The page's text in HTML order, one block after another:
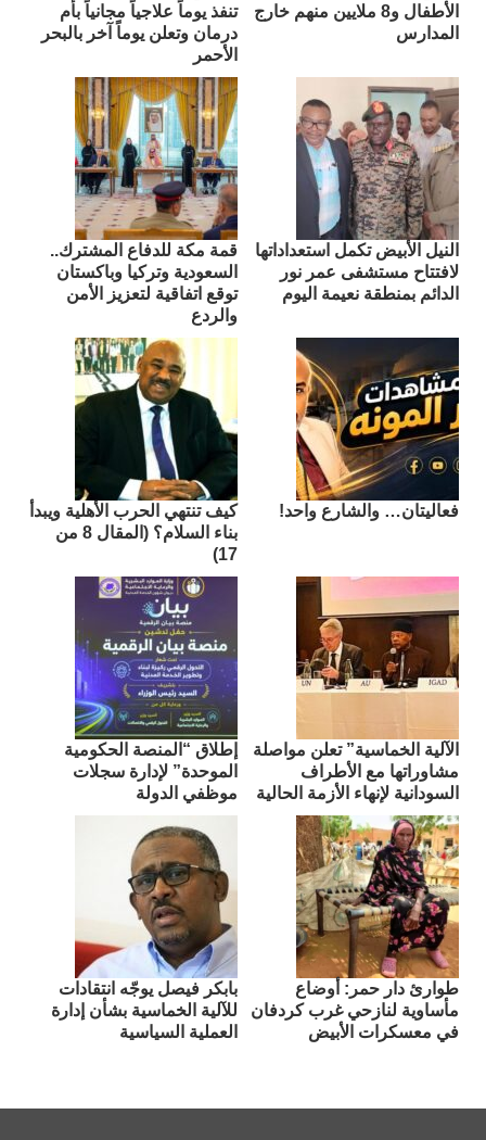
الأطفال و8 ملايين منهم خارج
المدارس
تنفذ يوماً علاجياً مجانياً بأم
درمان وتعلن يوماً آخر بالبحر
الأحمر
النيل الأبيض تكمل استعداداتها
لافتتاح مستشفى عمر نور
الدائم بمنطقة نعيمة اليوم
قمة مكة للدفاع المشترك..
السعودية وتركيا وباكستان
توقع اتفاقية لتعزيز الأمن
والردع
فعاليتان… والشارع واحد!
كيف تنتهي الحرب الأهلية ويبدأ
بناء السلام؟ (المقال 8 من
17)
الآلية الخماسية” تعلن مواصلة
مشاوراتها مع الأطراف
السودانية لإنهاء الأزمة الحالية
إطلاق “المنصة الحكومية
الموحدة” لإدارة سجلات
موظفي الدولة
طوارئ دار حمر: أوضاع
مأساوية لنازحي غرب كردفان
في معسكرات الأبيض
بابكر فيصل يوجّه انتقادات
للآلية الخماسية بشأن إدارة
العملية السياسية